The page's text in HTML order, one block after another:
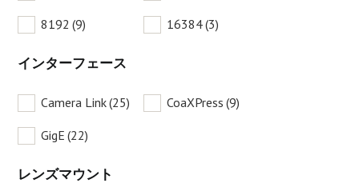
8192 (9) 16384(3)
インターフェース
Camera Link(25) CoaXPress (9)
GigE (22)
レンズマウント